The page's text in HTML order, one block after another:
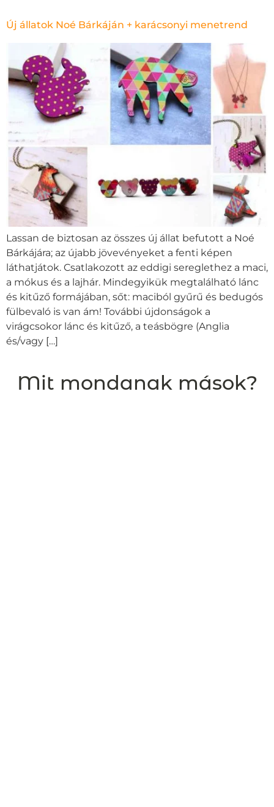
Új állatok Noé Bárkáján + karácsonyi menetrend
Lassan de biztosan az összes új állat befutott a Noé
Bárkájára; az újabb jövevényeket a fenti képen
láthatjátok. Csatlakozott az eddigi sereglethez a maci,
a mókus és a lajhár. Mindegyikük megtalálható lánc
és kitűző formájában, sőt: maciból gyűrű és bedugós
fülbevaló is van ám! További újdonságok a
virágcsokor lánc és kitűző, a teásbögre (Anglia
és/vagy […]
Mit mondanak mások?